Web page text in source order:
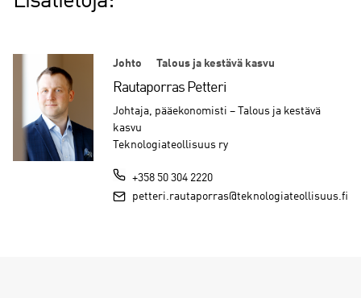
Johto Talous ja kestävä kasvu
Rautaporras Petteri
Johtaja, pääekonomisti – Talous ja kestävä
kasvu
Teknologiateollisuus ry
+358 50 304 2220
petteri.rautaporras@teknologiateollisuus.fi